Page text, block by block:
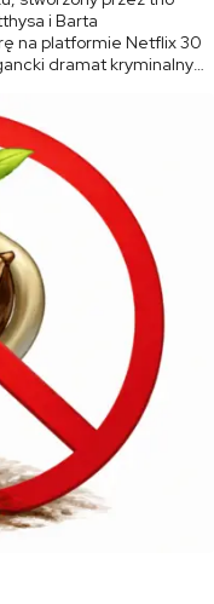
i Barta
na platformie Netflix 30
dramat kryminalny
rodzinnego, […]